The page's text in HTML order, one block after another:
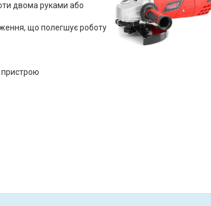
двома руками або
що полегшує роботу
пристрою